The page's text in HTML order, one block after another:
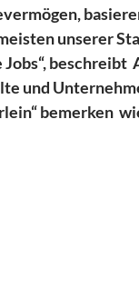
meisten unserer
Jobs“,
und
bemerken